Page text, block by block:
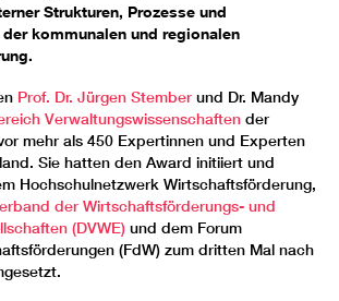
Strukturen, Prozesse und
kommunalen und regionalen
Prof. Dr. Jürgen Stember und Dr. Mandy
Verwaltungswissenschaften der
mehr als 450 Expertinnen und Experten
Sie hatten den Award initiiert und
Hochschulnetzwerk Wirtschaftsförderung,
der Wirtschaftsförderungs- und
(DVWE) und dem Forum
(FdW) zum dritten Mal nach